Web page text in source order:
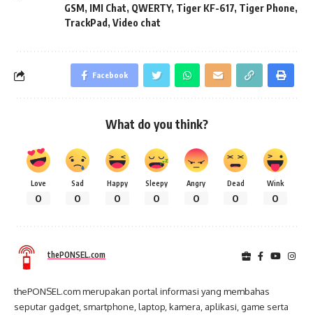
GSM, IMI Chat, QWERTY, Tiger KF-617, Tiger Phone,
TrackPad , Video chat
Facebook
What do you think?
Love
0
Sad
0
Happy
0
Sleepy
0
Angry
0
Dead
0
Wink
0
thePONSEL.com
thePONSEL.com merupakan portal informasi yang membahas
seputar gadget, smartphone, laptop, kamera, aplikasi, game serta